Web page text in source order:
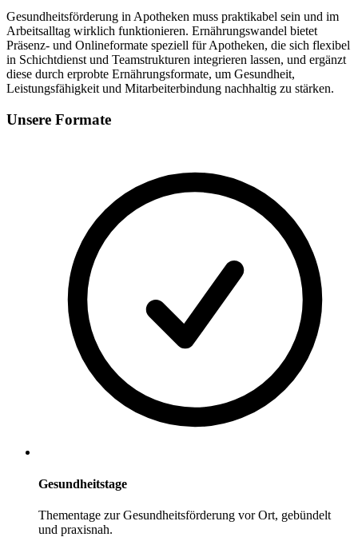
Gesundheitsförderung in Apotheken muss praktikabel sein und im
Arbeitsalltag wirklich funktionieren. Ernährungswandel bietet
Präsenz- und Onlineformate speziell für Apotheken, die sich flexibel
in Schichtdienst und Teamstrukturen integrieren lassen, und ergänzt
diese durch erprobte Ernährungsformate, um Gesundheit,
Leistungsfähigkeit und Mitarbeiterbindung nachhaltig zu stärken.
Unsere Formate
Gesundheitstage
Thementage zur Gesundheitsförderung vor Ort, gebündelt
und praxisnah.